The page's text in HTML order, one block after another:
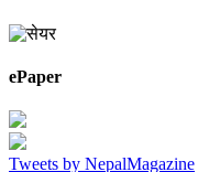
ePaper
Tweets by NepalMagazine